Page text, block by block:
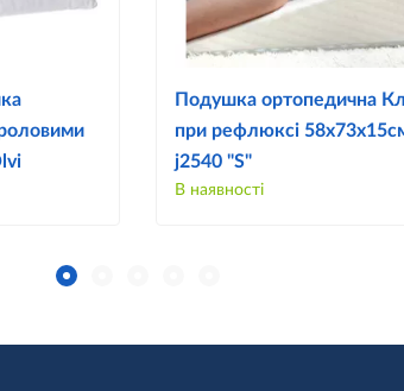
Подушка ортопедична
при рефлюксі
j2540 "S"
В наявності